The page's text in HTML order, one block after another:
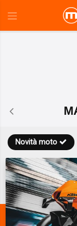
Novità moto